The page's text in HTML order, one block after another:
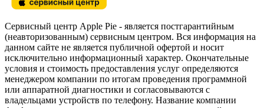
Сервисный центр Apple Pie - является постгарантийным
(неавторизованным) сервисным центром. Вся информация на
данном сайте не является публичной офертой и носит
исключительно информационный характер. Окончательные
условия и стоимость предоставления услуг определяются
менеджером компании по итогам проведения программной
или аппаратной диагностики и согласовываются с
владельцами устройств по телефону. Название компании